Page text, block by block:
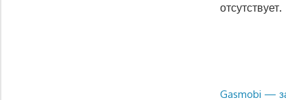
отсутствует.
Предыдущая
Gasmobi —